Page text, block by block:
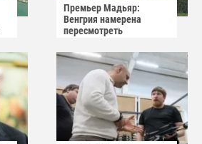
Премьер Мадьяр:
Венгрия намерена
пересмотреть
АЭС "Пакш-2"